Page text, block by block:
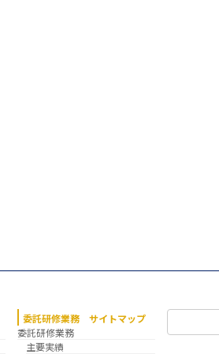
委託研修業務 サイトマップ
委託研修業務
主要実績